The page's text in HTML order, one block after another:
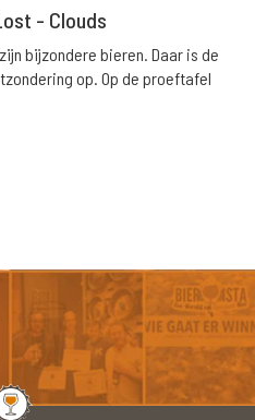
- Clouds
bijzondere bieren. Daar is de
op. Op de proeftafel